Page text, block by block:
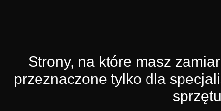
Strony, na które masz
przeznaczone tylko dla